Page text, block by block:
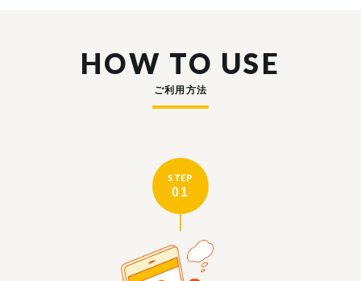
HOW TO USE
ご利用方法
STEP
01